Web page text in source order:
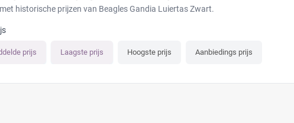
historische prijzen van Beagles Gandia Luiertas Zwart.
prijs Laagste prijs Hoogste prijs Aanbiedings prijs